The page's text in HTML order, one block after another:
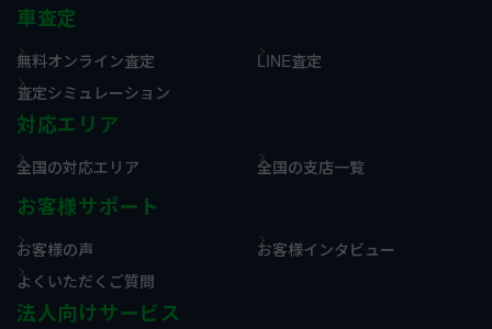
車査定
無料オンライン査定
LINE査定
査定シミュレーション
対応エリア
全国の対応エリア 全国の支店一覧
お客様サポート
お客様の声
お客様インタビュー
よくいただくご質問
法人向けサービス